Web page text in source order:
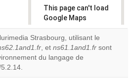
This page can't load
Google Maps
correctly.
Do you
own this
Strasbourg, utilisant le
, et ns61.1and1.fr sont
du langage de